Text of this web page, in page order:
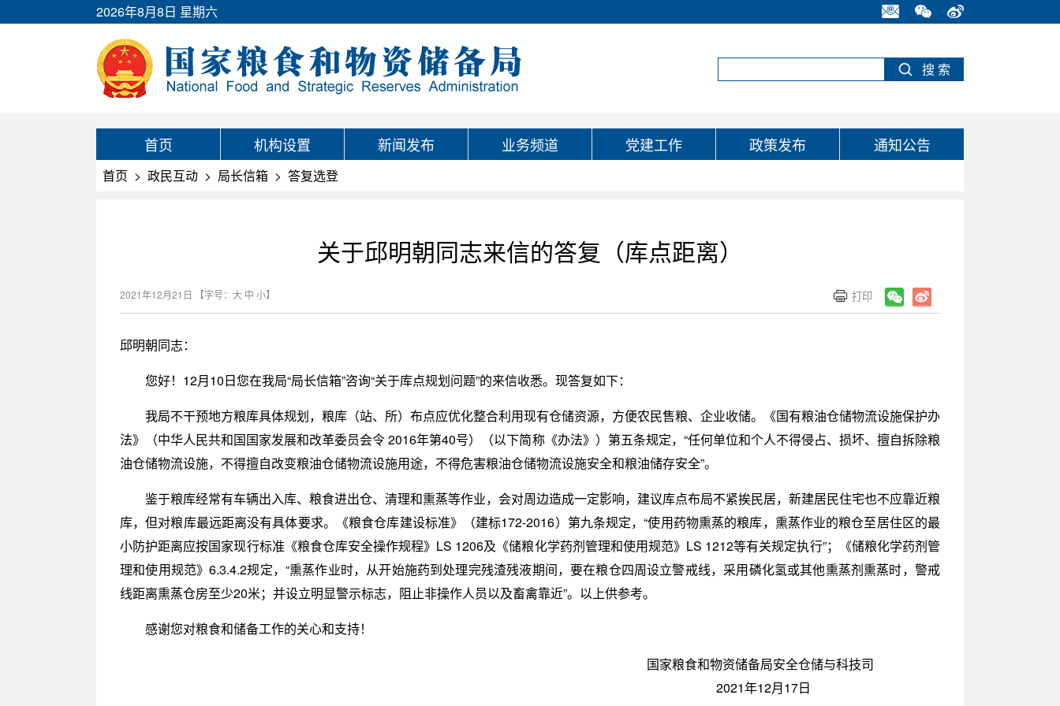
2026年8月8日 星期六
首页 机构设置 新闻发布 业务频道 党建工作 政策发布 通知公告
首页 > 政民互动 > 局长信箱 > 答复选登
关于邱明朝同志来信的答复（库点距离）
2021年12月21日 【字号： 大 中 小】
邱明朝同志：
您好！12月10日您在我局“局长信箱”咨询“关于库点规划问题”的来信收悉。现答复如下：
我局不干预地方粮库具体规划，粮库（站、所）布点应优化整合利用现有仓储资源，方便农民售粮、企业收储。《国有粮油仓储物流设施保护办
法》（中华人民共和国国家发展和改革委员会令 2016年第40号）（以下简称《办法》）第五条规定，“任何单位和个人不得侵占、损坏、擅自拆除粮
油仓储物流设施，不得擅自改变粮油仓储物流设施用途，不得危害粮油仓储物流设施安全和粮油储存安全”。
鉴于粮库经常有车辆出入库、粮食进出仓、清理和熏蒸等作业，会对周边造成一定影响，建议库点布局不紧挨民居，新建居民住宅也不应靠近粮
库，但对粮库最远距离没有具体要求。《粮食仓库建设标准》（建标172-2016）第九条规定，“使用药物熏蒸的粮库，熏蒸作业的粮仓至居住区的最
小防护距离应按国家现行标准《粮食仓库安全操作规程》LS 1206及《储粮化学药剂管理和使用规范》LS 1212等有关规定执行”；《储粮化学药剂管
理和使用规范》6.3.4.2规定，“熏蒸作业时，从开始施药到处理完残渣残液期间，要在粮仓四周设立警戒线，采用磷化氢或其他熏蒸剂熏蒸时，警戒
线距离熏蒸仓房至少20米；并设立明显警示标志，阻止非操作人员以及畜禽靠近”。以上供参考。
感谢您对粮食和储备工作的关心和支持！
国家粮食和物资储备局安全仓储与科技司
2021年12月17日